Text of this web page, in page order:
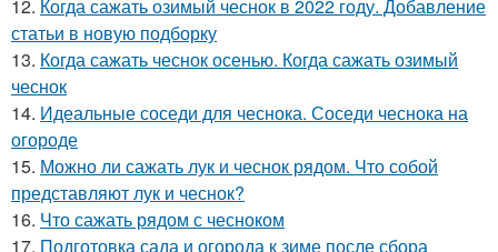
12. Когда сажать озимый чеснок в 2022 году. Добавление
статьи в новую подборку
13. Когда сажать чеснок осенью. Когда сажать озимый
чеснок
14. Идеальные соседи для чеснока. Соседи чеснока на
огороде
15. Можно ли сажать лук и чеснок рядом. Что собой
представляют лук и чеснок?
16. Что сажать рядом с чесноком
17. Подготовка сада и огорода к зиме после сбора